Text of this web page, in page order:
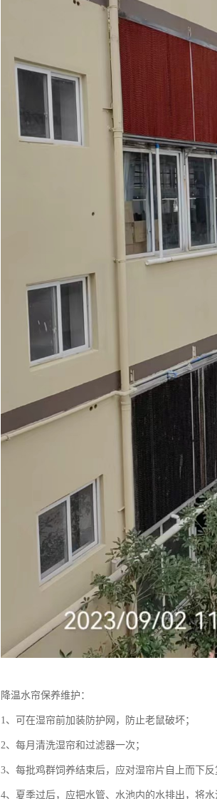
降温水帘保养维护：
1、可在湿帘前加装防护网，防止老鼠破坏；
2、每月清洗湿帘和过滤器一次；
3、每批鸡群饲养结束后，应对湿帘片自上而下反
4、夏季过后，应把水管、水池内的水排出，将